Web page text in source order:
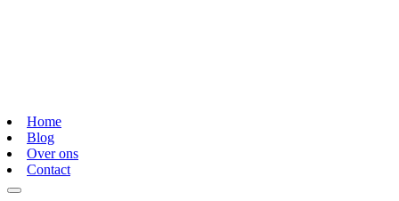
Home
Blog
Over ons
Contact